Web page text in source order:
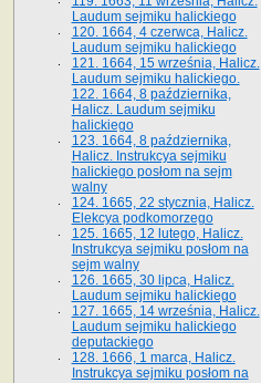
Laudum sejmiku halickiego
120. 1664, 4 czerwca, Halicz.
Laudum sejmiku halickiego
121. 1664, 15 września, Halicz.
Laudum sejmiku halickiego.
122. 1664, 8 października,
Halicz. Laudum sejmiku
halickiego
123. 1664, 8 października,
Halicz. Instrukcya sejmiku
halickiego posłom na sejm
walny
124. 1665, 22 stycznia, Halicz.
Elekcya podkomorzego
125. 1665, 12 lutego, Halicz.
Instrukcya sejmiku posłom na
sejm walny
126. 1665, 30 lipca, Halicz.
Laudum sejmiku halickiego
127. 1665, 14 września, Halicz.
Laudum sejmiku halickiego
deputackiego
128. 1666, 1 marca, Halicz.
Instrukcya sejmiku posłom na